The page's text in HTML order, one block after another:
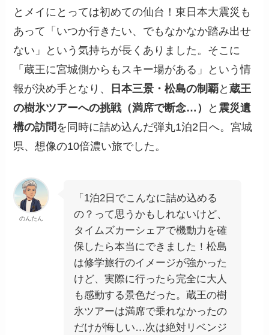
とメイにとっては初めての仙台！東日本大震災も
あって「いつか行きたい、でもなかなか踏み出せ
ない」という気持ちが長くありました。そこに
「蔵王に宮城側からもスキー場がある」という情
報が決め手となり、
日本三景・松島の制覇と蔵王
の樹氷ツアーへの挑戦（満席で断念…）
と 震災遺
構の訪問 を同時に詰め込んだ弾丸1泊2日へ。宮城
県、想像の10倍濃い旅でした。
のんたん
「1泊2日でこんなに詰め込める
の？って思うかもしれないけど、
タイムズカーシェアで機動力を確
保したら本当にできました！松島
は修学旅行のイメージが強かった
けど、実際に行ったら完全に大人
も感動する景色だった。蔵王の樹
氷ツアーは満席で乗れなかったの
だけが悔しい…次は絶対リベンジ